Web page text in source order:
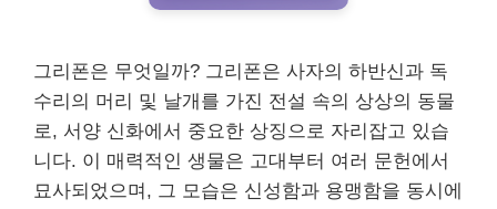
그리폰은 무엇일까? 그리폰은 사자의 하반신과 독
수리의 머리 및 날개를 가진 전설 속의 상상의 동물
로, 서양 신화에서 중요한 상징으로 자리잡고 있습
니다. 이 매력적인 생물은 고대부터 여러 문헌에서
묘사되었으며, 그 모습은 신성함과 용맹함을 동시에